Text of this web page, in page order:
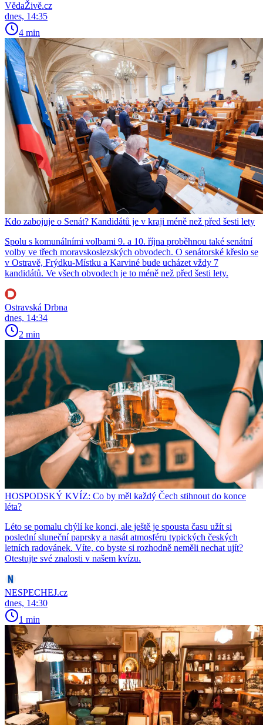
VědaŽivě.cz
dnes, 14:35
4 min
Kdo zabojuje o Senát? Kandidátů je v kraji méně než před šesti lety
Spolu s komunálními volbami 9. a 10. října proběhnou také senátní
volby ve třech moravskoslezských obvodech. O senátorské křeslo se
v Ostravě, Frýdku-Místku a Karviné bude ucházet vždy 7
kandidátů. Ve všech obvodech je to méně než před šesti lety.
Ostravská Drbna
dnes, 14:34
2 min
HOSPODSKÝ KVÍZ: Co by měl každý Čech stihnout do konce
léta?
Léto se pomalu chýlí ke konci, ale ještě je spousta času užít si
poslední sluneční paprsky a nasát atmosféru typických českých
letních radovánek. Víte, co byste si rozhodně neměli nechat ujít?
Otestujte své znalosti v našem kvízu.
NESPECHEJ.cz
dnes, 14:30
1 min